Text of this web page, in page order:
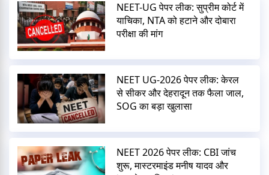
NEET-UG पेपर लीक: सुप्रीम कोर्ट में
याचिका, NTA को हटाने और दोबारा
परीक्षा की मांग
NEET UG-2026 पेपर लीक: केरल
से सीकर और देहरादून तक फैला जाल,
SOG का बड़ा खुलासा
NEET 2026 पेपर लीक: CBI जांच
शुरू, मास्टरमाइंड मनीष यादव और